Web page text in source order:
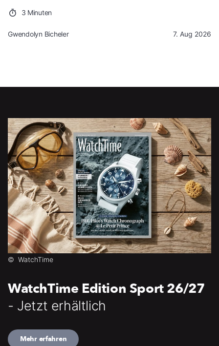
3 Minuten
Gwendolyn Bicheler 7. Aug 2026
© WatchTime
WatchTime Edition Sport 26/27
- Jetzt erhältlich
Mehr erfahren